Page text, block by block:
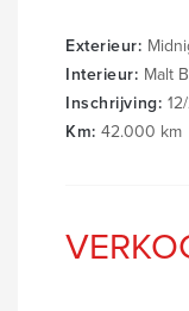
Exterieur:
Interieur: Malt
Inschrijving:
Km:42.000 km